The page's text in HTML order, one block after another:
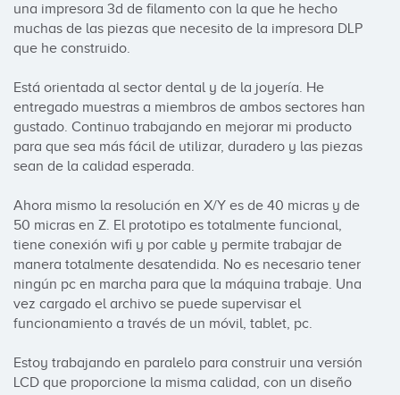
una impresora 3d de filamento con la que he hecho
muchas de las piezas que necesito de la impresora DLP
que he construido.
Está orientada al sector dental y de la joyería. He
entregado muestras a miembros de ambos sectores han
gustado. Continuo trabajando en mejorar mi producto
para que sea más fácil de utilizar, duradero y las piezas
sean de la calidad esperada.
Ahora mismo la resolución en X/Y es de 40 micras y de
50 micras en Z. El prototipo es totalmente funcional,
tiene conexión wifi y por cable y permite trabajar de
manera totalmente desatendida. No es necesario tener
ningún pc en marcha para que la máquina trabaje. Una
vez cargado el archivo se puede supervisar el
funcionamiento a través de un móvil, tablet, pc.
Estoy trabajando en paralelo para construir una versión
LCD que proporcione la misma calidad, con un diseño